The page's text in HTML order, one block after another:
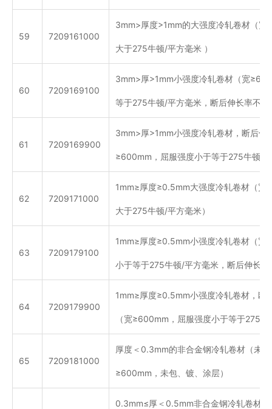
59 7209161000
3mm>厚度>1mm的大强度冷轧卷材（
大于275牛顿/平方毫米 ）
60 7209169100
3mm>厚>1mm小强度冷轧卷材（宽
等于275牛顿/平方毫米，断后伸长率不
61 7209169900
3mm>厚>1mm小强度冷轧卷材，断后伸
≥600mm，屈服强度小于等于275牛顿/
62 7209171000
1mm≥厚度≥0.5mm大强度冷轧卷材（宽
大于275牛顿/平方毫米）
63 7209179100
1mm≥厚度≥0.5mm小强度冷轧卷材（宽
小于等于275牛顿/平方毫米，断后伸长
64 7209179900
1mm≥厚度≥0.5mm小强度冷轧卷材，断
（宽≥600mm，屈服强度小于等于275
65 7209181000
厚度＜0.3mm的非合金钢冷轧卷材（未
≥600mm，未包、镀、涂层）
0.3mm≤厚＜0.5mm非合金钢冷轧卷材